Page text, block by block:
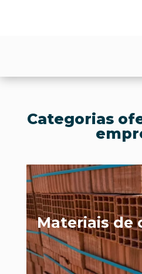
Categorias
Materiais de